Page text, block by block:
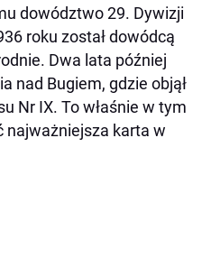
dowództwo 29. Dywizji
roku został dowódcą
Dwa lata później
nad Bugiem, gdzie objął
Nr IX. To właśnie w tym
najważniejsza karta w